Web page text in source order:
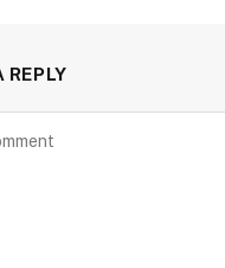
REPLY